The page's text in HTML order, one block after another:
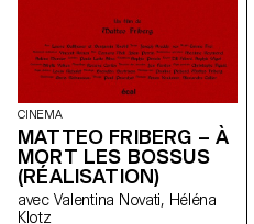
CINEMA
MATTEO FRIBERG – À
MORT LES BOSSUS
(RÉALISATION)
avec Valentina Novati, Héléna
Klotz